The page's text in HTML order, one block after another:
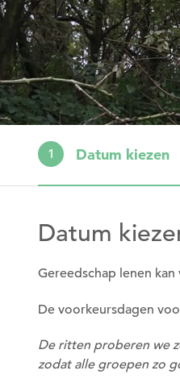
1 Datum kiezen
Datum
Gereedschap lenen
De voorkeursdagen
De ritten proberen we
zodat alle groepen zo